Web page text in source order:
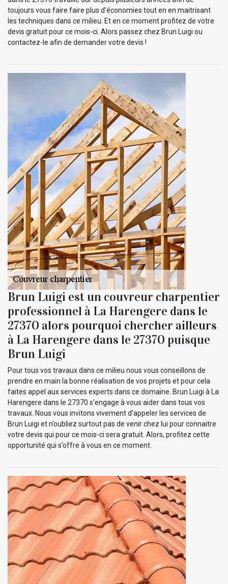
toujours vous faire faire plus d’économies tout en en maitrisant
les techniques dans ce milieu. Et en ce moment profitez de votre
devis gratuit pour ce mois-ci. Alors passez chez Brun Luigi ou
contactez-le afin de demander votre devis !
Brun Luigi est un couvreur charpentier
professionnel à La Harengere dans le
27370 alors pourquoi chercher ailleurs
à La Harengere dans le 27370 puisque
Brun Luigi
Pour tous vos travaux dans ce milieu nous vous conseillons de
prendre en main la bonne réalisation de vos projets et pour cela
faites appel aux services experts dans ce domaine. Brun Luigi à La
Harengere dans le 27370 s’engage à vous aider dans tous vos
travaux. Nous vous invitons vivement d’appeler les services de
Brun Luigi et n’oubliez surtout pas de venir chez lui pour connaitre
votre devis qui pour ce mois-ci sera gratuit. Alors, profitez cette
opportunité qui s’offre à vous en ce moment.